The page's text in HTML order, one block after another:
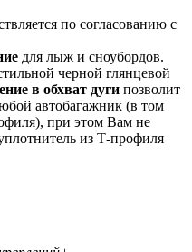
по согласованию с
для лыж и сноубордов.
черной глянцевой
в обхват дуги позволит
автобагажник (в том
при этом Вам не
из Т-профиля